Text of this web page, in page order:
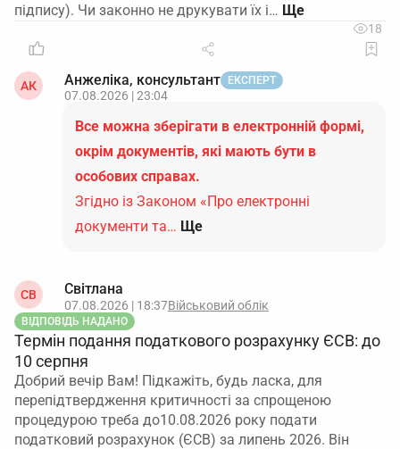
підпису). Чи законно не друкувати їх і…
18
АК Анжеліка, консультант ЕКСПЕРТ
07.08.2026 | 23:04
Все можна зберігати в електронній формі,
окрім документів, які мають бути в
особових справах.
Згідно із Законом «Про електронні
документи та… Ще
СВ Світлана
07.08.2026 | 18:37Військовий облік
ВІДПОВІДЬ НАДАНО
Термін подання податкового розрахунку ЄСВ: до
10 серпня
Добрий вечір Вам! Підкажіть, будь ласка, для
перепідтвердження критичності за спрощеною
процедурою треба до10.08.2026 року подати
податковий розрахунок (ЄСВ) за липень 2026. Він